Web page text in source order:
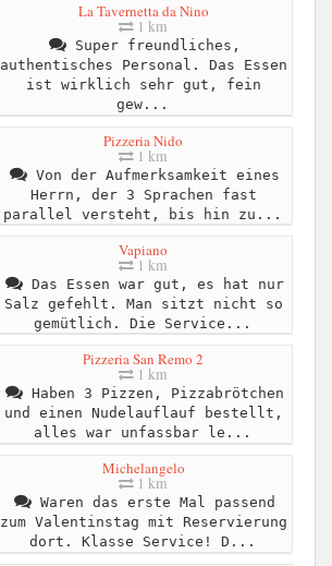
La Tavernetta da Nino
1 km
Super freundliches,
authentisches Personal. Das Essen
ist wirklich sehr gut, fein
gew...
Pizzeria Nido
1 km
Von der Aufmerksamkeit eines
Herrn, der 3 Sprachen fast
parallel versteht, bis hin zu...
Vapiano
1 km
Das Essen war gut, es hat nur
Salz gefehlt. Man sitzt nicht so
gemütlich. Die Service...
Pizzeria San Remo 2
1 km
Haben 3 Pizzen, Pizzabrötchen
und einen Nudelauflauf bestellt,
alles war unfassbar le...
Michelangelo
1 km
Waren das erste Mal passend
zum Valentinstag mit Reservierung
dort. Klasse Service! D...